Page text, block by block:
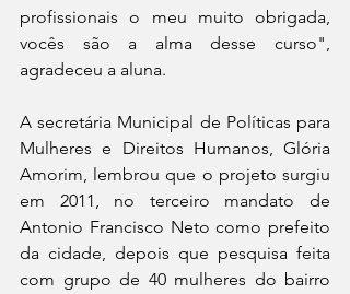
profissionais o meu muito obrigada,
vocês são a alma desse curso",
agradeceu a aluna.
A secretária Municipal de Políticas para
Mulheres e Direitos Humanos, Glória
Amorim, lembrou que o projeto surgiu
em 2011, no terceiro mandato de
Antonio Francisco Neto como prefeito
da cidade, depois que pesquisa feita
com grupo de 40 mulheres do bairro